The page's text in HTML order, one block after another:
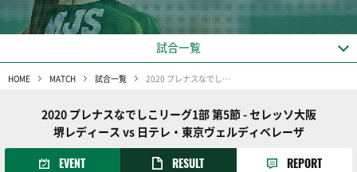
試合一覧
HOME MATCH 試合一覧 2020 プレナスなでしこリーグ1部 第5節
2020 プレナスなでしこリーグ1部 第5節 - セレッソ大阪
堺レディース vs 日テレ・東京ヴェルディベレーザ
EVENT RESULT REPORT